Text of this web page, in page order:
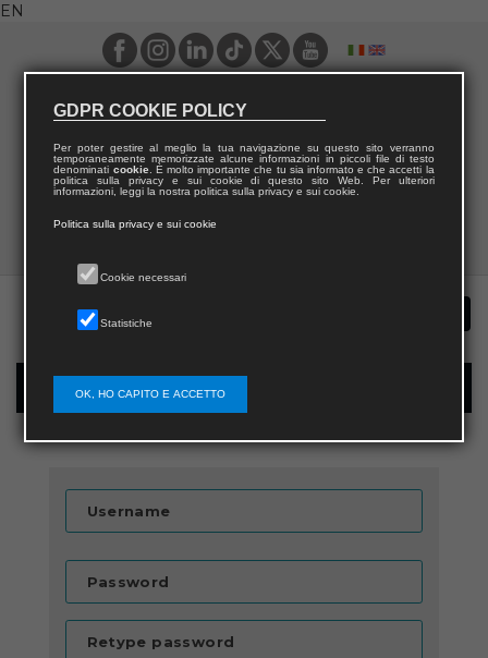
EN
New user registration
Username
Password
Retype password
GDPR COOKIE POLICY
Per poter gestire al meglio la tua navigazione su questo sito verranno
temporaneamente memorizzate alcune informazioni in piccoli file di testo
denominati cookie. È molto importante che tu sia informato e che accetti la
politica sulla privacy e sui cookie di questo sito Web. Per ulteriori
informazioni, leggi la nostra politica sulla privacy e sui cookie.
Politica sulla privacy e sui cookie
Cookie necessari
Statistiche
OK, HO CAPITO E ACCETTO